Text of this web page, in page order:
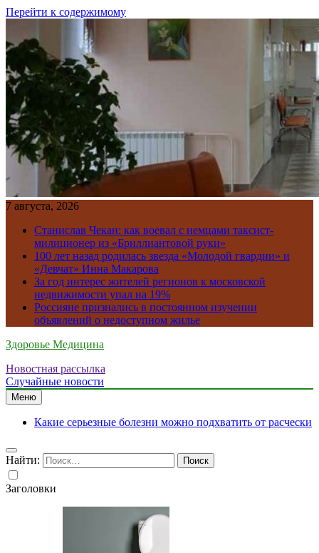
Перейти к содержимому
7 августа, 2026
Станислав Чекан: как воевал с немцами таксист-
милиционер из «Бриллиантовой руки»
100 лет назад родилась звезда «Молодой гвардии» и
«Девчат» Инна Макарова
За год интерес жителей регионов к московской
недвижимости упал на 19%
Россияне признались в постоянном изучении
объявлений о недоступном жилье
Здоровье Медицина
Новостная рассылка
Случайные новости
Меню
Какие серьезные болезни можно подхватить от расчески
Найти:
Заголовки